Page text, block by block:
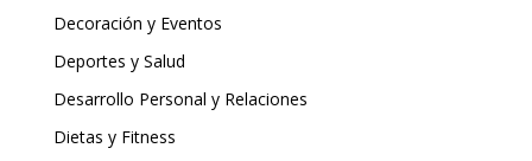
Decoración y Eventos
Deportes y Salud
Desarrollo Personal y Relaciones
Dietas y Fitness